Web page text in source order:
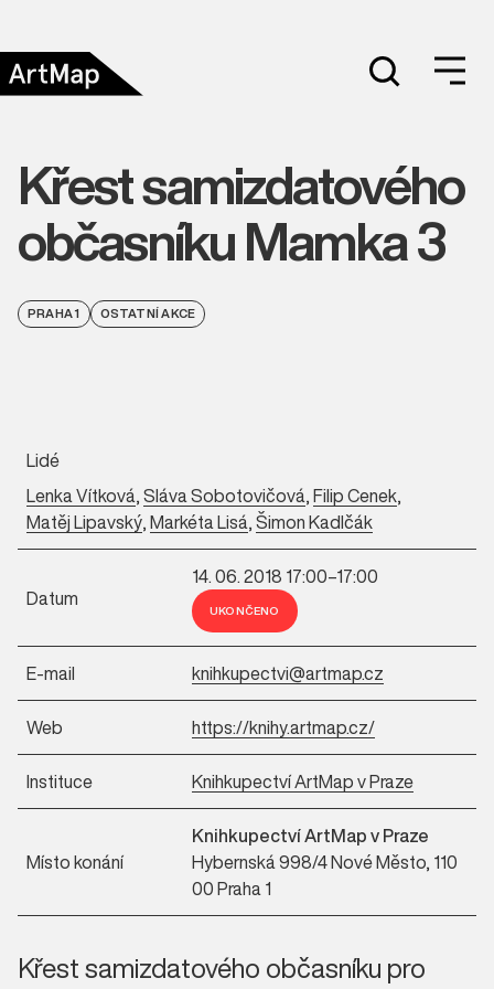
Křest samizdatového
občasníku Mamka 3
PRAHA 1 OSTATNÍ AKCE
Lidé
Lenka Vítková,Sláva Sobotovičová,Filip Cenek,
Matěj Lipavský,Markéta Lisá,Šimon Kadlčák
Datum
14. 06. 2018 17:00–17:00
UKONČENO
E-mail knihkupectvi@artmap.cz
Web https://knihy.artmap.cz/
Instituce Knihkupectví ArtMap v Praze
Místo konání
Knihkupectví ArtMap v Praze
Hybernská 998/4 Nové Město, 110
00 Praha 1
Křest samizdatového občasníku pro